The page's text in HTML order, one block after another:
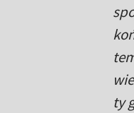
ty